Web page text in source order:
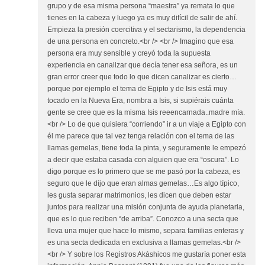
grupo y de esa misma persona “maestra” ya remata lo que
tienes en la cabeza y luego ya es muy difícil de salir de ahí.
Empieza la presión coercitiva y el sectarismo, la dependencia
de una persona en concreto.<br /> <br /> Imagino que esa
persona era muy sensible y creyó toda la supuesta
experiencia en canalizar que decía tener esa señora, es un
gran error creer que todo lo que dicen canalizar es cierto…
porque por ejemplo el tema de Egipto y de Isis está muy
tocado en la Nueva Era, nombra a Isis, si supiérais cuánta
gente se cree que es la misma Isis reeencarnada..madre mía.
<br /> Lo de que quisiera “corriendo” ir a un viaje a Egipto con
él me parece que tal vez tenga relación con el tema de las
llamas gemelas, tiene toda la pinta, y seguramente le empezó
a decir que estaba casada con alguien que era “oscura”. Lo
digo porque es lo primero que se me pasó por la cabeza, es
seguro que le dijo que eran almas gemelas…Es algo típico,
les gusta separar matrimonios, les dicen que deben estar
juntos para realizar una misión conjunta de ayuda planetaria,
que es lo que reciben “de arriba”. Conozco a una secta que
lleva una mujer que hace lo mismo, separa familias enteras y
es una secta dedicada en exclusiva a llamas gemelas.<br />
<br /> Y sobre los Registros Akáshicos me gustaría poner esta